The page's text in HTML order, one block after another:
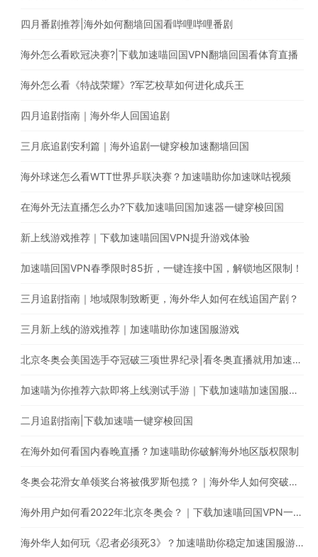
四月番剧推荐|海外如何翻墙回国看哔哩哔哩番剧
海外怎么看欧冠决赛?|下载加速喵回国VPN翻墙回国看体育直播
海外怎么看《特战荣耀》?军艺校草如何进化成兵王
四月追剧指南｜海外华人回国追剧
三月底追剧安利篇｜海外追剧一键穿梭加速翻墙回国
海外球迷怎么看WTT世界乒联决赛？加速喵助你加速咪咕视频
在海外无法直播怎么办?下载加速喵回国加速器一键穿梭回国
新上线游戏推荐｜下载加速喵回国VPN提升游戏体验
加速喵回国VPN春季限时85折，一键连接中国，解锁地区限制！
三月追剧指南｜地域限制致断更，海外华人如何在线追国产剧？
三月新上线的游戏推荐｜加速喵助你加速国服游戏
北京冬奥会美国选手夺冠破三项世界纪录|看冬奥直播就用加速喵一键穿梭回国
加速喵为你推荐六款即将上线测试手游｜下载加速喵加速国服游戏
二月追剧指南|下载加速喵一键穿梭回国
在海外如何看国内春晚直播？加速喵助你破解海外地区版权限制
冬奥会花滑女单领奖台将被俄罗斯包揽？｜海外华人如何突破地区版权限制
海外用户如何看2022年北京冬奥会？｜下载加速喵回国VPN一键穿梭回国
海外华人如何玩《忍者必须死3》？加速喵助你稳定加速国服游戏